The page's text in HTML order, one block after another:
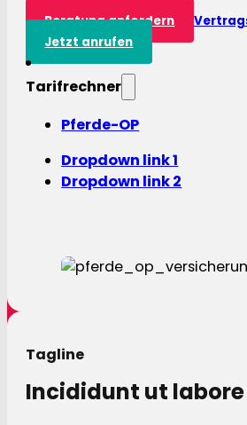
Beratung anfordern
Jetzt anrufen
Tarifrechner
Pferde-OP
Dropdown link 1
Dropdown link 2
Tagline
Incididunt ut